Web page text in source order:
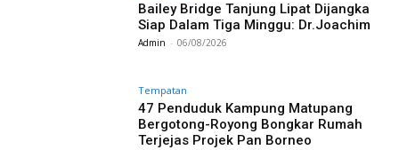
Bailey Bridge Tanjung Lipat Dijangka
Siap Dalam Tiga Minggu: Dr.Joachim
Admin - 06/08/2026
Tempatan
47 Penduduk Kampung Matupang
Bergotong-Royong Bongkar Rumah
Terjejas Projek Pan Borneo